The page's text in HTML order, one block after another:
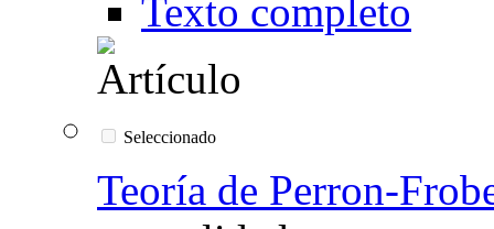
Texto completo
Seleccionado
Teoría de Perron-